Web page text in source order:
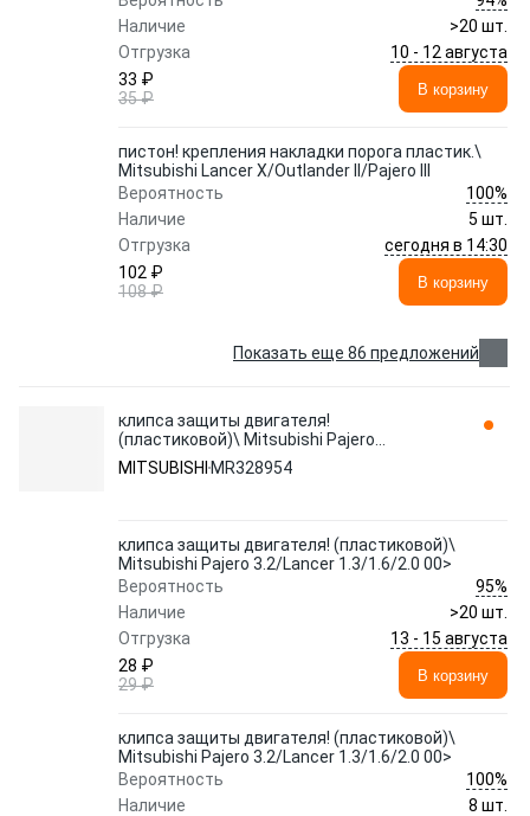
Наличие
>20 шт.
Отгрузка
10 - 12 августа
33 ₽
35 ₽
В корзину
пистон! крепления накладки порога пластик.\
Mitsubishi Lancer X/Outlander II/Pajero III
Вероятность
100%
Наличие
5 шт.
Отгрузка
сегодня в 14:30
102 ₽
108 ₽
В корзину
Показать еще 86 предложений
клипса защиты двигателя!
(пластиковой)\ Mitsubishi Pajero
3.2/Lancer 1.3/1.6/2.0 00> MR328954
MITSUBISHI MR328954
клипса защиты двигателя! (пластиковой)\
Mitsubishi Pajero 3.2/Lancer 1.3/1.6/2.0 00>
Вероятность
95%
Наличие
>20 шт.
Отгрузка
13 - 15 августа
28 ₽
29 ₽
В корзину
клипса защиты двигателя! (пластиковой)\
Mitsubishi Pajero 3.2/Lancer 1.3/1.6/2.0 00>
Вероятность
100%
Наличие
8 шт.